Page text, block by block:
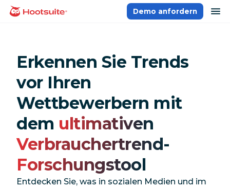
Direkt
zumHomepage
Demo anfordern
Erkennen Sie Trends
vor Ihren
Wettbewerbern mit
dem ultimativen
Verbrauchertrend-
Forschungstool
Entdecken Sie, was in sozialen Medien und im